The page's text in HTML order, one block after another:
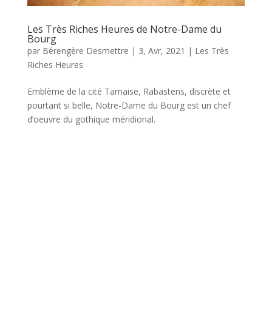
Les Très Riches Heures de Notre-Dame du
Bourg
par Bérengère Desmettre | 3, Avr, 2021 | Les Très
Riches Heures
Emblème de la cité Tarnaise, Rabastens, discrète et
pourtant si belle, Notre-Dame du Bourg est un chef
d’oeuvre du gothique méridional.